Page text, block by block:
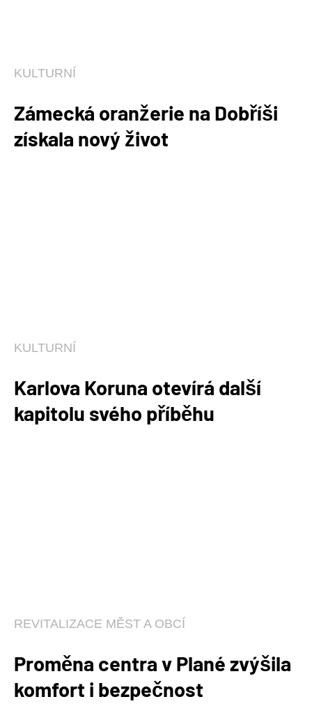
KULTURNÍ
Zámecká oranžerie na Dobříši
získala nový život
KULTURNÍ
Karlova Koruna otevírá další
kapitolu svého příběhu
REVITALIZACE MĚST A OBCÍ
Proměna centra v Plané zvýšila
komfort i bezpečnost